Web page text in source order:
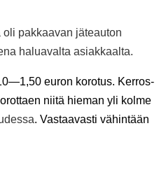
pakkaavan jäteauton
haluavalta asiakkaalta.
euron korotus. Kerros-
niitä hieman yli kolme
. Vastaavasti vähintään